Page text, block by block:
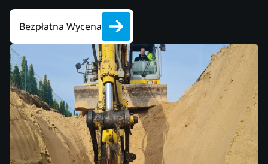
Bezpłatna Wycena